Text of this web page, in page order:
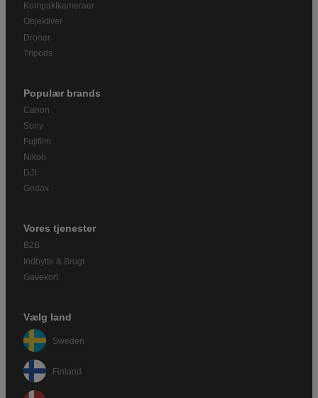
Kompaktkameraer
Objektiver
Droner
Tripods
Populær brands
Canon
Sony
Fujifilm
Nikon
DJI
Godox
Vores tjenester
B2B
Indbytte & Brugt
Gavekort
Vælg land
Sweden
Finland